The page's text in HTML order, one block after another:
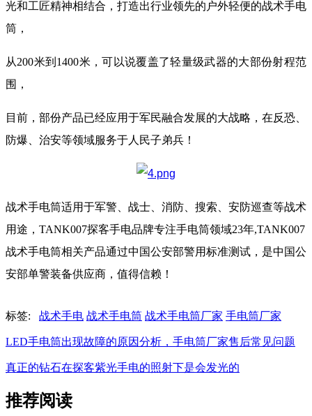
光和工匠精神相结合，打造出行业领先的户外轻便的战术手电
筒，
从200米到1400米，可以说覆盖了轻量级武器的大部份射程范
围，
目前，部份产品已经应用于军民融合发展的大战略，在反恐、
防爆、治安等领域服务于人民子弟兵！
战术手电筒适用于军警、战士、消防、搜索、安防巡查等战术
用途，TANK007探客手电品牌专注手电筒领域23年,TANK007
战术手电筒相关产品通过中国公安部警用标准测试，是中国公
安部单警装备供应商，值得信赖！
标签: 战术手电 战术手电筒 战术手电筒厂家 手电筒厂家
LED手电筒出现故障的原因分析，手电筒厂家售后常见问题
真正的钻石在探客紫光手电的照射下是会发光的
推荐阅读